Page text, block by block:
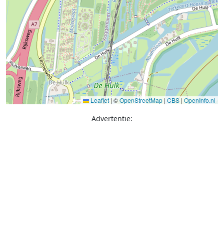
Leaflet | ©OpenStreetMap | CBS| OpenInfo.nl
Advertentie: